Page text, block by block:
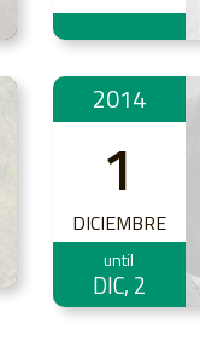
2014
1
DICIEMBRE
until
DIC, 2